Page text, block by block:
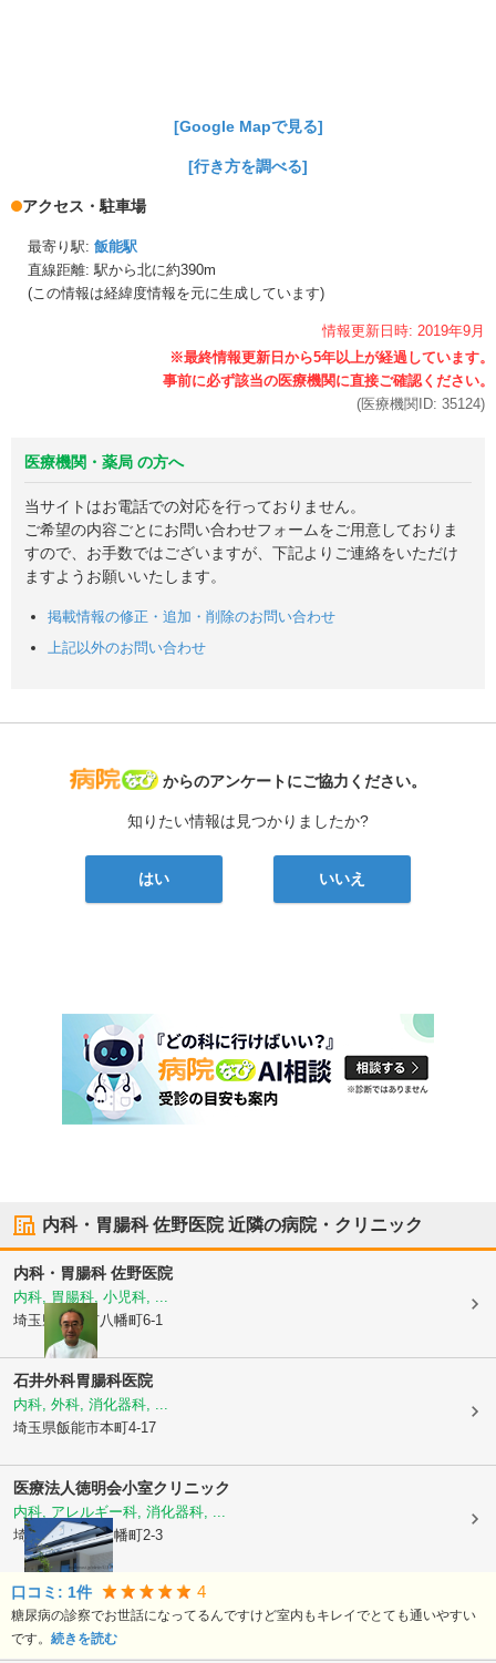
[Google Mapで見る]
[行き方を調べる]
アクセス・駐車場
最寄り駅: 飯能駅
直線距離: 駅から北に約390m
(この情報は経緯度情報を元に生成しています)
情報更新日時: 2019年9月
(医療機関ID: 35124)
医療機関・薬局 の方へ
当サイトはお電話での対応を行っておりません。
ご希望の内容ごとにお問い合わせフォームをご用意しておりま
すので、お手数ではございますが、下記よりご連絡をいただけ
ますようお願いいたします。
掲載情報の修正・追加・削除のお問い合わせ
上記以外のお問い合わせ
病院なび
からのアンケートにご協力ください。
知りたい情報は見つかりましたか?
はい いいえ
内科・胃腸科 佐野医院近隣の病院・クリニック
内科・胃腸科 佐野医院
内科, 胃腸科, 小児科, ...
埼玉県飯能市八幡町6-1
石井外科胃腸科医院
内科, 外科, 消化器科, ...
埼玉県飯能市本町4-17
医療法人徳明会小室クリニック
内科, アレルギー科, 消化器科, ...
埼玉県飯能市八幡町2-3
口コミ: 1件 4
糖尿病の診察でお世話になってるんですけど室内もキレイでとても通いやすい
です。 続きを読む